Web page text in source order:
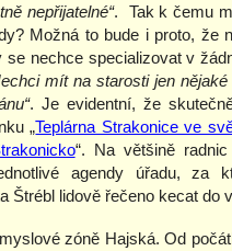
nepřijatelné“. Tak k čemu
Možná to bude i proto, že
nechce specializovat v
mít na starosti jen
. Je evidentní, že
„Teplárna Strakonice ve
“. Na většině
agendy úřadu, za
Štrébl lidově řečeno kecat do
zóně Hajská. Od